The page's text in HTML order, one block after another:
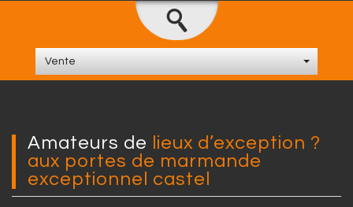
Vente
amateurs de
lieux d’exception ?
aux portes de marmande
exceptionnel castel